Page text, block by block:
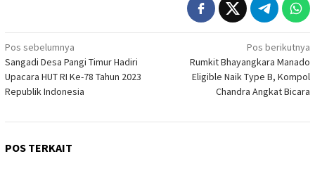
Navigasi
pos
Pos sebelumnya
Sangadi Desa Pangi Timur Hadiri
Upacara HUT RI Ke-78 Tahun 2023
Republik Indonesia
Pos berikutnya
Rumkit Bhayangkara Manado
Eligible Naik Type B, Kompol
Chandra Angkat Bicara
POS TERKAIT